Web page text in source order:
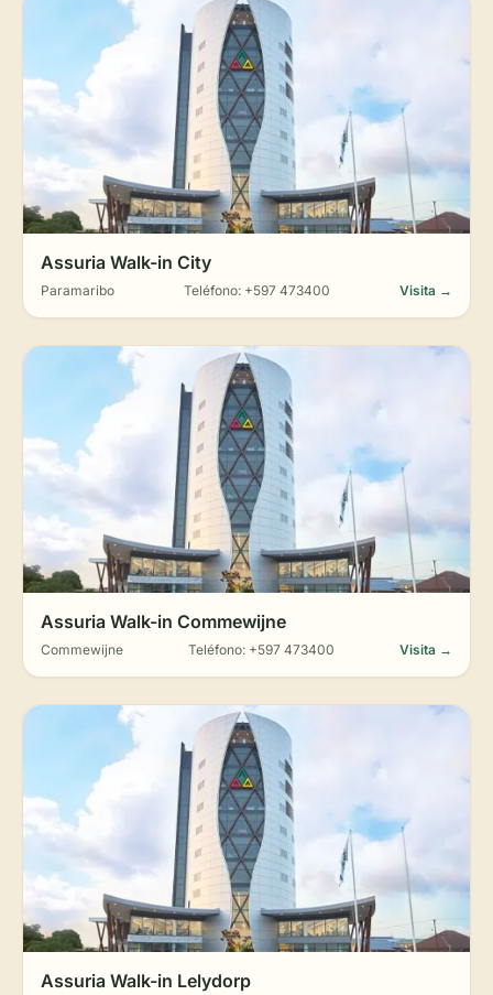
Assuria Walk-in City
Paramaribo Teléfono: +597 473400 Visita →
Assuria Walk-in Commewijne
Commewijne Teléfono: +597 473400 Visita →
Assuria Walk-in Lelydorp